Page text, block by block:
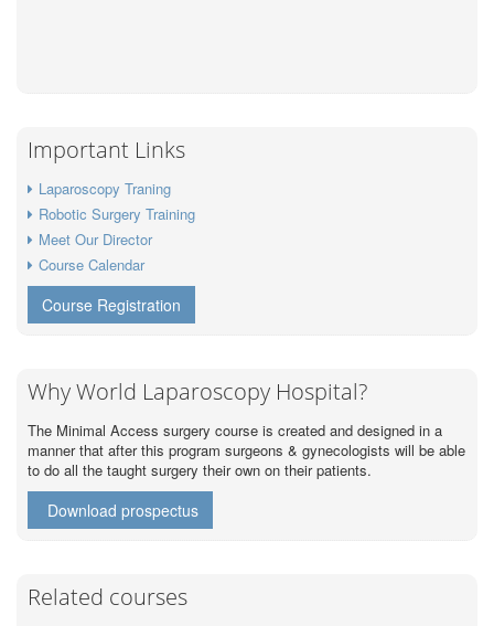
Important Links
Laparoscopy Traning
Robotic Surgery Training
Meet Our Director
Course Calendar
Course Registration
Why World Laparoscopy Hospital?
The Minimal Access surgery course is created and designed in a
manner that after this program surgeons & gynecologists will be able
to do all the taught surgery their own on their patients.
Download prospectus
Related courses